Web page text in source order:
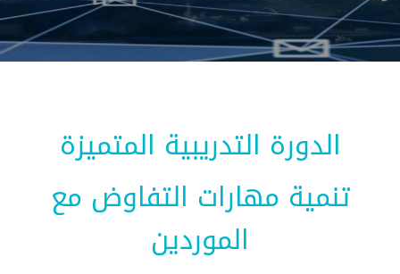
الدورة التدريبية المتميزة
تنمية مهارات التفاوض مع
الموردين